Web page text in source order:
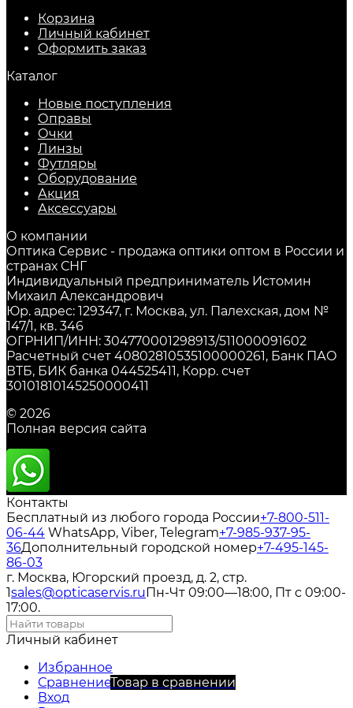
Корзина
Личный кабинет
Оформить заказ
Каталог
Новые поступления
Оправы
Очки
Линзы
Футляры
Оборудование
Акция
Аксессуары
О компании
Оптика Сервис - продажа оптики оптом в России и
странах СНГ
Индивидуальный предприниматель Истомин
Михаил Александрович
Юр. адрес: 129347, г. Москва, ул. Палехская, дом №
147/1, кв. 346
ОГРНИП/ИНН: 304770001298913/511000091602
Расчетный счет 40802810535100000261, Банк ПАО
ВТБ, БИК банка 044525411, Корр. счет
30101810145250000411
© 2026
Полная версия сайта
Контакты
Бесплатный из любого города России+7-800-511-
06-44 WhatsApp, Viber, Telegram+7-985-937-95-
36Дополнительный городской номер+7-495-145-
86-03
г. Москва, Югорский проезд, д. 2, стр.
1sales@opticaservis.ruПн-Чт 09:00—18:00, Пт с 09:00-
17:00.
Личный кабинет
Избранное
СравнениеТовар в сравнении
Вход